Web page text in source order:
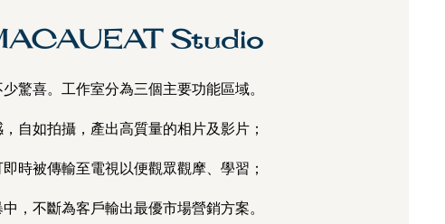
Studio
驚喜。工作室分為三個主要功能區域。
自如拍攝，產出高質量的相片及影片；
時被傳輸至電視以便觀眾觀摩、學習；
，不斷為客戶輸出最優市場營銷方案。